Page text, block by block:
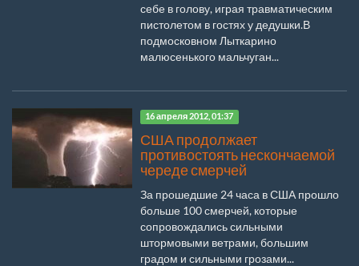
себе в голову, играя травматическим
пистолетом в гостях у дедушки.В
подмосковном Лыткарино
малюсенького мальчуган...
16 апреля 2012, 01:37
США продолжает
противостоять нескончаемой
череде смерчей
За прошедшие 24 часа в США прошло
больше 100 смерчей, которые
сопровождались сильными
штормовыми ветрами, большим
градом и сильными грозами...